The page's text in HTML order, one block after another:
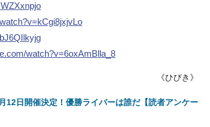
watch?v=6oxAmBlla_8
《ひびき》
12日開催決定！優勝ライバーは誰だ【読者アンケー